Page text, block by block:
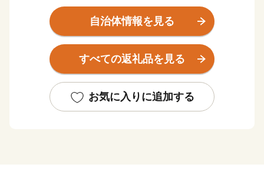
また、都心に近く通勤通学の利便性が良いだけではな
く、「新幹線鳥飼車両基地」「阪急電鉄正雀工場」もあ
り、鉄道好きの方にもに愛されています。
約4,000の中小企業があり、「摂津優品（せっつすぐれ
がたくさんあります。
自治体情報を見る
すべての返礼品を見る
お気に入りに追加する